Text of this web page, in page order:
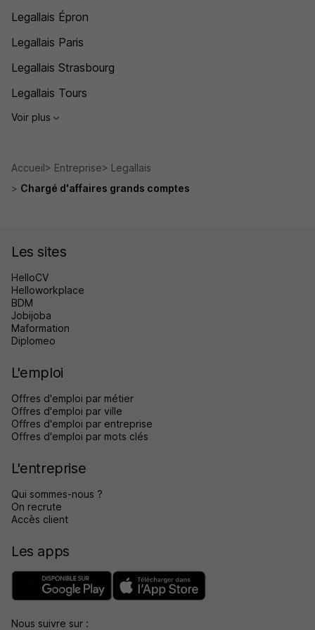
Legallais Épron
Legallais Paris
Legallais Strasbourg
Legallais Tours
Voir plus
Accueil Entreprise
Legallais
Chargé d'affaires grands comptes
Les sites
HelloCV
Helloworkplace
BDM
Jobijoba
Maformation
Diplomeo
L'emploi
Offres d'emploi par métier
Offres d'emploi par ville
Offres d'emploi par entreprise
Offres d'emploi par mots clés
L'entreprise
Qui sommes-nous ?
On recrute
Accès client
Les apps
Nous suivre sur :